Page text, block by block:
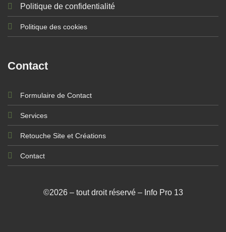
Politique de confidentialité
Politique des cookies
Contact
Formulaire de Contact
Services
Retouche Site et Créations
Contact
©2026 – tout droit réservé – Info Pro 13